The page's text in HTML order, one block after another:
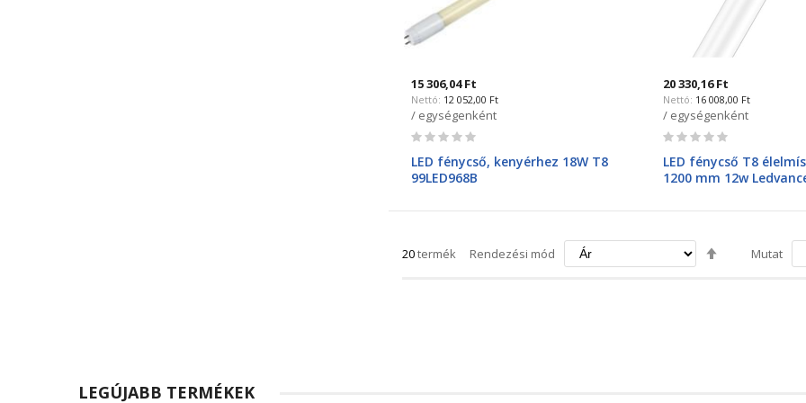
15 306,04 Ft
12 052,00 Ft
/ egységenként
Rating:
LED fénycső, kenyérhez 18W T8
99LED968B
20 330,16 Ft
16 008,00 Ft
/ egységenként
Rating:
LED fénycső T8
1200 mm 12w
20termék Rendezési mód
Csökkenő
Mutat
LEGÚJABB TERMÉKEK